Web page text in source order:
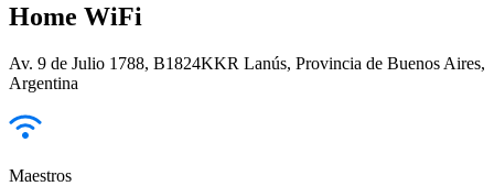
Home WiFi
Av. 9 de Julio 1788, B1824KKR Lanús, Provincia de Buenos Aires,
Argentina
Maestros